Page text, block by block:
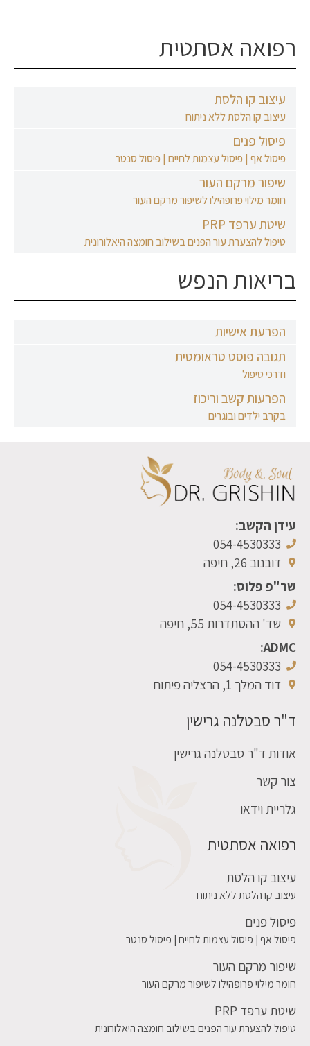
רפואה אסתטית
עיצוב קו הלסת
עיצוב קו הלסת ללא ניתוח
פיסול פנים
פיסול אף | פיסול עצמות לחיים | פיסול סנטר
שיפור מרקם העור
חומר מילוי פרופהילו לשיפור מרקם העור
שיטת ערפד PRP
טיפול להצערת עור הפנים בשילוב חומצה היאלורונית
בריאות הנפש
הפרעת אישיות
תגובה פוסט טראומטית
ודרכי טיפול
הפרעות קשב וריכוז
בקרב ילדים ובוגרים
רפואה אסתטית
עיצוב קו הלסת
עיצוב קו הלסת ללא ניתוח
פיסול פנים
פיסול אף | פיסול עצמות לחיים | פיסול סנטר
שיפור מרקם העור
חומר מילוי פרופהילו לשיפור מרקם העור
שיטת ערפד PRP
טיפול להצערת עור הפנים בשילוב חומצה היאלורונית
ד"ר סבטלנה גרישין
אודות ד"ר סבטלנה גרישין
צור קשר
גלריית וידאו
עידן הקשב:
054-4530333
דובנוב 26, חיפה
שר"פ פלוס:
054-4530333
שד' ההסתדרות 55, חיפה
ADMC:
054-4530333
דוד המלך 1, הרצליה פיתוח